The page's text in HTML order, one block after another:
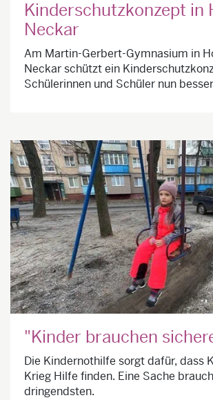
Kinderschutzkonzept in
Neckar
Am Martin-Gerbert-Gymnasium in
Neckar schützt ein
Schülerinnen und Schüler nun
"Kinder brauchen
Die Kindernothilfe sorgt dafür, dass
Krieg Hilfe finden. Eine Sache
dringendsten.